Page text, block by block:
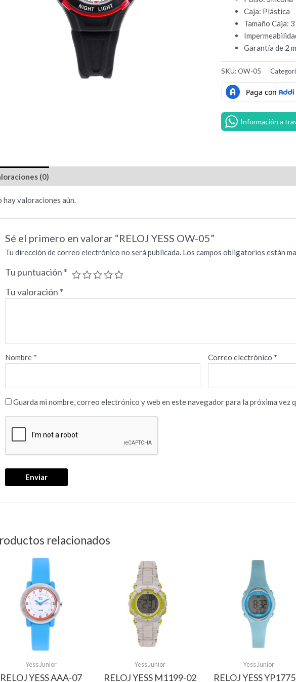
Caja: Plástica
Tamaño Caja:
Garantía de 2
SKU:OW-05
Información a
(0)
hay valoraciones aún.
Sé el primero en valorar “RELOJ YESS OW-05”
Tu dirección de correo electrónico no será publicada. Los campos obligatorios están
Tu puntuación *
Tu valoración *
Nombre * Correo electrónico *
Guarda mi nombre, correo electrónico y web en este navegador para la próxima vez
relacionados
Yess Junior
RELOJ YESS AAA-07
Yess Junior
RELOJ YESS M1199-02
Yess Junior
RELOJ YESS